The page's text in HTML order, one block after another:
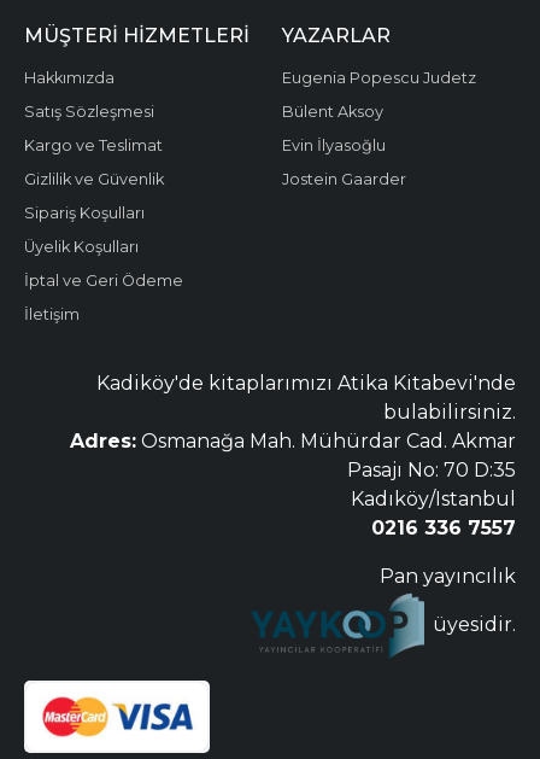
MÜŞTERI HIZMETLERI
Hakkımızda
Satış Sözleşmesi
Kargo ve Teslimat
Gizlilik ve Güvenlik
Sipariş Koşulları
Üyelik Koşulları
İptal ve Geri Ödeme
İletişim
YAZARLAR
Eugenia Popescu Judetz
Bülent Aksoy
Evin İlyasoğlu
Jostein Gaarder
Kadiköy'de kitaplarımızı Atika Kitabevi'nde
bulabilirsiniz.
Adres: Osmanağa Mah. Mühürdar Cad. Akmar
Pasajı No: 70 D:35
Kadıköy/Istanbul
0216 336 7557
Pan yayıncılık
üyesidir.